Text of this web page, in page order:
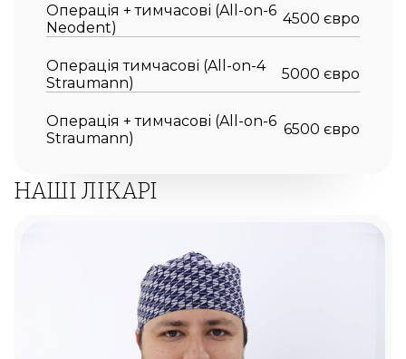
Операція + тимчасові (All-on-6
Neodent)
4500 євро
Операція тимчасові (All-on-4
Straumann)
5000 євро
Операція + тимчасові (All-on-6
Straumann)
6500 євро
НАШІ ЛІКАРІ